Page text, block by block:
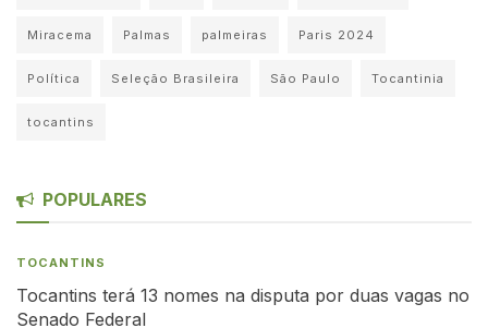
Miracema Palmas palmeiras Paris 2024
Política Seleção Brasileira São Paulo Tocantinia
tocantins
POPULARES
TOCANTINS
Tocantins terá 13 nomes na disputa por duas vagas no
Senado Federal